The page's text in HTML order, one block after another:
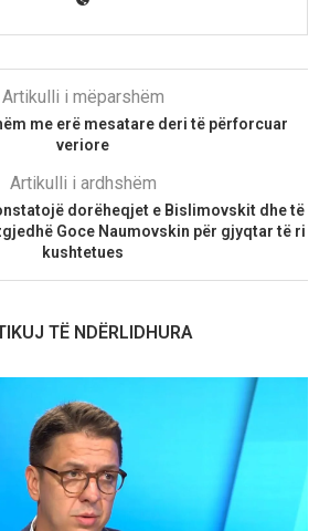
Artikulli i mëparshëm
me erë mesatare deri të përforcuar
veriore
Artikulli i ardhshëm
dorëheqjet e Bislimovskit dhe të
Goce Naumovskin për gjyqtar të ri
kushtetues
TË NDËRLIDHURA